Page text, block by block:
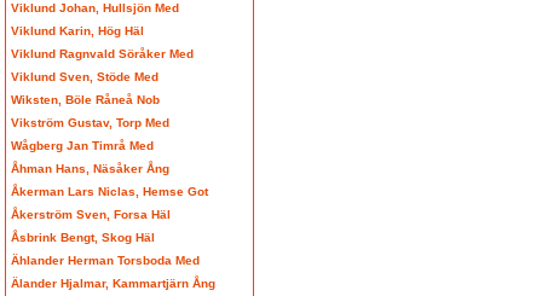
Viklund Johan, Hullsjön Med
Viklund Karin, Hög Häl
Viklund Ragnvald Söråker Med
Viklund Sven, Stöde Med
Wiksten, Böle Råneå Nob
Vikström Gustav, Torp Med
Wågberg Jan Timrå Med
Åhman Hans, Näsåker Ång
Åkerman Lars Niclas, Hemse Got
Åkerström Sven, Forsa Häl
Åsbrink Bengt, Skog Häl
Ählander Herman Torsboda Med
Älander Hjalmar, Kammartjärn Ång